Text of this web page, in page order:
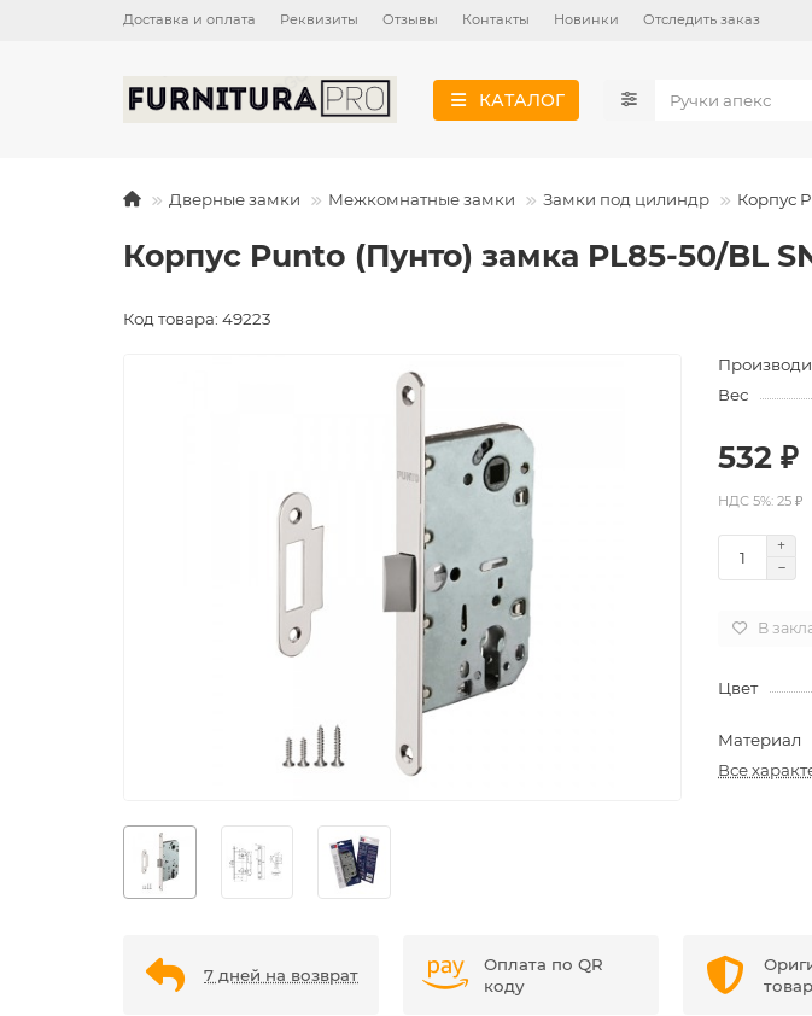
Доставка и оплата Реквизиты Отзывы Контакты Новинки Отследить заказ
КАТАЛОГ
Дверные замки Межкомнатные замки Замки под цилиндр Корпус
Корпус Punto (Пунто) замка PL85-50/BL
Код товара: 49223
Вес
532 ₽
НДС 5%: 25 ₽
В
Цвет
Материал
Все
7 дней на возврат
Оплата по QR
коду